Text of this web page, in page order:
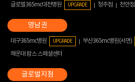
글로벌365mc대전병원 UPGRADE 청주점 천안점
대구365mc병원 UPGRADE 부산365mc병원(서면)
해운대 람스 스페셜센터